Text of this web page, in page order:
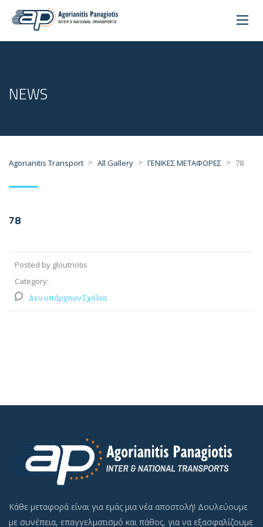
NEWS
Agorianitis Transport > All Gallery > ΓΕΝΙΚΕΣ ΜΕΤΑΦΟΡΕΣ > 78
78
Posted by gloutriotis
Category:
Δεν υπάρχουν Σχόλια
Κάθε μεταφορά είναι για εμάς μια νέα αποστολή! Δουλεύουμε
με συνέπεια, επαγγελματισμό και πάθος, για να εξασφαλίζουμε